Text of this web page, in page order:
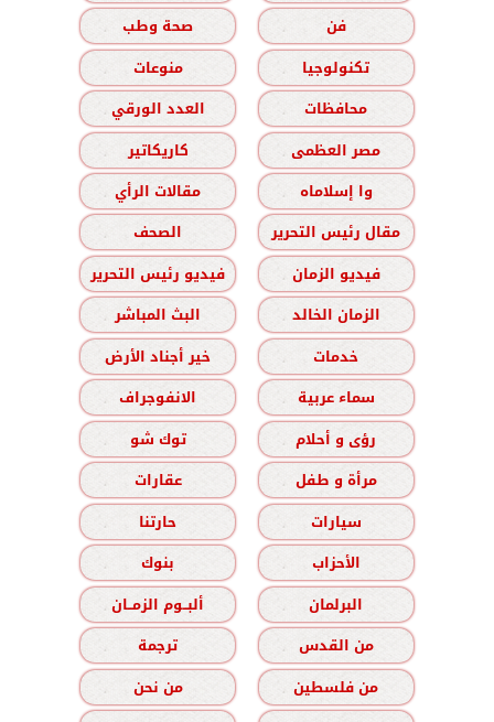
فن
صحة وطب
تكنولوجيا
منوعات
محافظات
العدد الورقي
مصر العظمى
كاريكاتير
وا إسلاماه
مقالات الرأي
مقال رئيس التحرير
الصحف
فيديو الزمان
فيديو رئيس التحرير
الزمان الخالد
البث المباشر
خدمات
خير أجناد الأرض
سماء عربية
الانفوجراف
رؤى و أحلام
توك شو
مرأة و طفل
عقارات
سيارات
حارتنا
الأحزاب
بنوك
البرلمان
ألبــوم الزمــان
من القدس
ترجمة
من فلسطين
من نحن